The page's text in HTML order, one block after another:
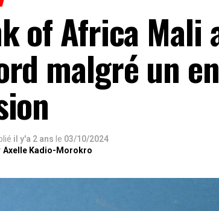
of Africa Mali
malgré un
il y'a 2 ans le 03/10/2024
Axelle Kadio-Morokro